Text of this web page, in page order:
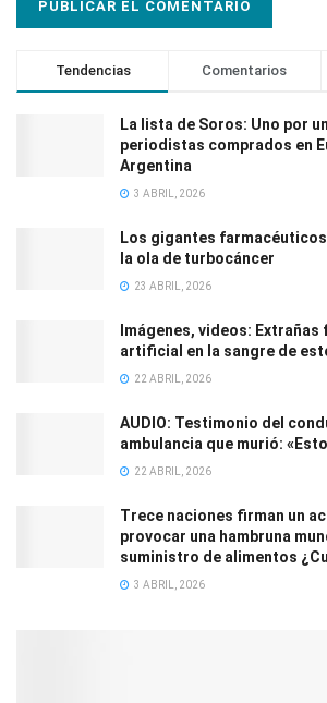
Tendencias Comentarios
La lista de Soros: Uno por
periodistas comprados en
Argentina
3 ABRIL, 2026
Los gigantes
la ola de turbocáncer
23 ABRIL, 2026
Imágenes, videos:
artificial en la sangre de
22 ABRIL, 2026
AUDIO: Testimonio del
ambulancia que murió:
22 ABRIL, 2026
Trece naciones firman un
provocar una hambruna
suministro de alimentos
3 ABRIL, 2026